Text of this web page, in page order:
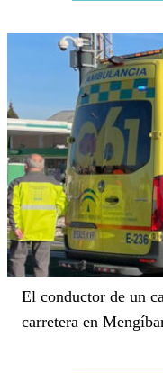
El conductor de un
carretera en